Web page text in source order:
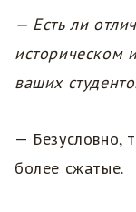
— Есть ли
историческом
ваших
— Безусловно,
более сжатые.